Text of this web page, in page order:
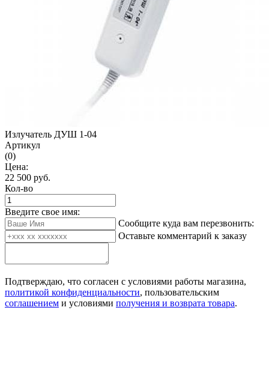
Излучатель ДУШ 1-04
Артикул
(0)
Цена:
22 500 руб.
Кол-во
Введите свое имя:
Сообщите куда вам перезвонить:
Оставьте комментарий к заказу
Подтверждаю, что согласен с условиями работы магазина,
политикой конфиденциальности, пользовательским
соглашением и условиями получения и возврата товара.